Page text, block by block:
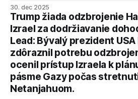
30. dec 2025
Trump žiada odzbrojenie
Izrael za dodržiavanie
Lead: Bývalý prezident
zdôraznil potrebu
ocenil prístup Izraela k
pásme Gazy počas
Netanjahuom.